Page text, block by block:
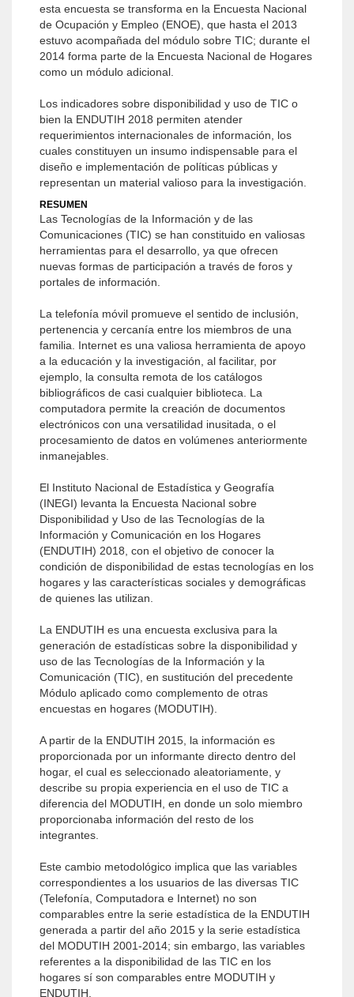
esta encuesta se transforma en la Encuesta Nacional
de Ocupación y Empleo (ENOE), que hasta el 2013
estuvo acompañada del módulo sobre TIC; durante el
2014 forma parte de la Encuesta Nacional de Hogares
como un módulo adicional.
Los indicadores sobre disponibilidad y uso de TIC o
bien la ENDUTIH 2018 permiten atender
requerimientos internacionales de información, los
cuales constituyen un insumo indispensable para el
diseño e implementación de políticas públicas y
representan un material valioso para la investigación.
RESUMEN
Las Tecnologías de la Información y de las
Comunicaciones (TIC) se han constituido en valiosas
herramientas para el desarrollo, ya que ofrecen
nuevas formas de participación a través de foros y
portales de información.
La telefonía móvil promueve el sentido de inclusión,
pertenencia y cercanía entre los miembros de una
familia. Internet es una valiosa herramienta de apoyo
a la educación y la investigación, al facilitar, por
ejemplo, la consulta remota de los catálogos
bibliográficos de casi cualquier biblioteca. La
computadora permite la creación de documentos
electrónicos con una versatilidad inusitada, o el
procesamiento de datos en volúmenes anteriormente
inmanejables.
El Instituto Nacional de Estadística y Geografía
(INEGI) levanta la Encuesta Nacional sobre
Disponibilidad y Uso de las Tecnologías de la
Información y Comunicación en los Hogares
(ENDUTIH) 2018, con el objetivo de conocer la
condición de disponibilidad de estas tecnologías en los
hogares y las características sociales y demográficas
de quienes las utilizan.
La ENDUTIH es una encuesta exclusiva para la
generación de estadísticas sobre la disponibilidad y
uso de las Tecnologías de la Información y la
Comunicación (TIC), en sustitución del precedente
Módulo aplicado como complemento de otras
encuestas en hogares (MODUTIH).
A partir de la ENDUTIH 2015, la información es
proporcionada por un informante directo dentro del
hogar, el cual es seleccionado aleatoriamente, y
describe su propia experiencia en el uso de TIC a
diferencia del MODUTIH, en donde un solo miembro
proporcionaba información del resto de los
integrantes.
Este cambio metodológico implica que las variables
correspondientes a los usuarios de las diversas TIC
(Telefonía, Computadora e Internet) no son
comparables entre la serie estadística de la ENDUTIH
generada a partir del año 2015 y la serie estadística
del MODUTIH 2001-2014; sin embargo, las variables
referentes a la disponibilidad de las TIC en los
hogares sí son comparables entre MODUTIH y
ENDUTIH.